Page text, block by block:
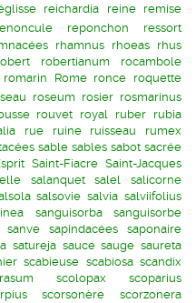
reichardia reine
remise
reponchon
ressort
rhamnus rhoeas
rhus
robertianum
rocambole
romarin Rome ronce roquette
roseum rosier rosmarinus
rouvet royal ruber rubia
rue ruine ruisseau
rumex
sable sables sabot sacrée
Saint-Fiacre Saint-Jacques
salanquet salel
salicorne
salsovie salvia salviifolius
sanguisorba
sanguisorbe
sanve sapindacées
saponaire
satureja sauce sauge saureta
scabieuse scabiosa scandix
scolopax
scoparius
scorsonère
scorzonera